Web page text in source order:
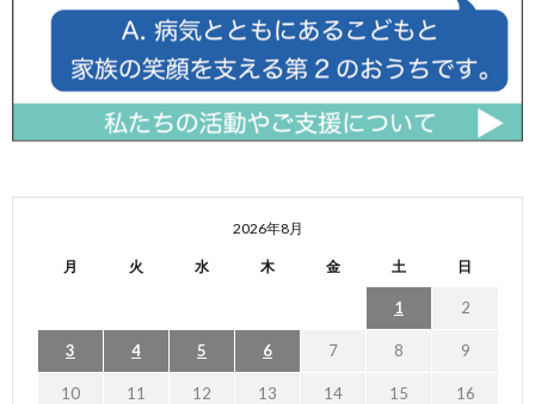
2026年8月
月 火 水 木 金 土 日
1 2
3 4 5 6 7 8 9
10 11 12 13 14 15 16